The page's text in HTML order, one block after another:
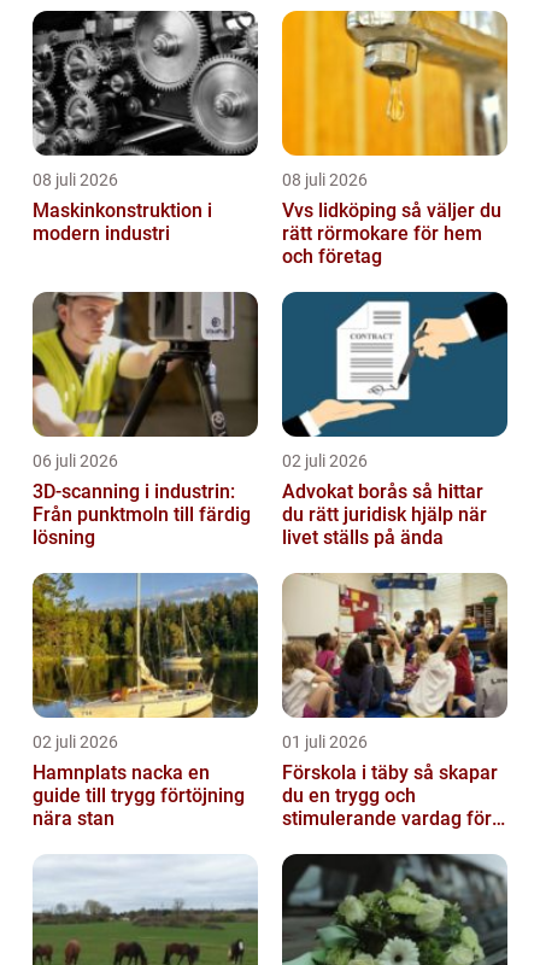
08 juli 2026
Maskinkonstruktion i
modern industri
08 juli 2026
Vvs lidköping så väljer du
rätt rörmokare för hem
och företag
06 juli 2026
3D-scanning i industrin:
Från punktmoln till färdig
lösning
02 juli 2026
Advokat borås så hittar
du rätt juridisk hjälp när
livet ställs på ända
02 juli 2026
Hamnplats nacka en
guide till trygg förtöjning
nära stan
01 juli 2026
Förskola i täby så skapar
du en trygg och
stimulerande vardag för